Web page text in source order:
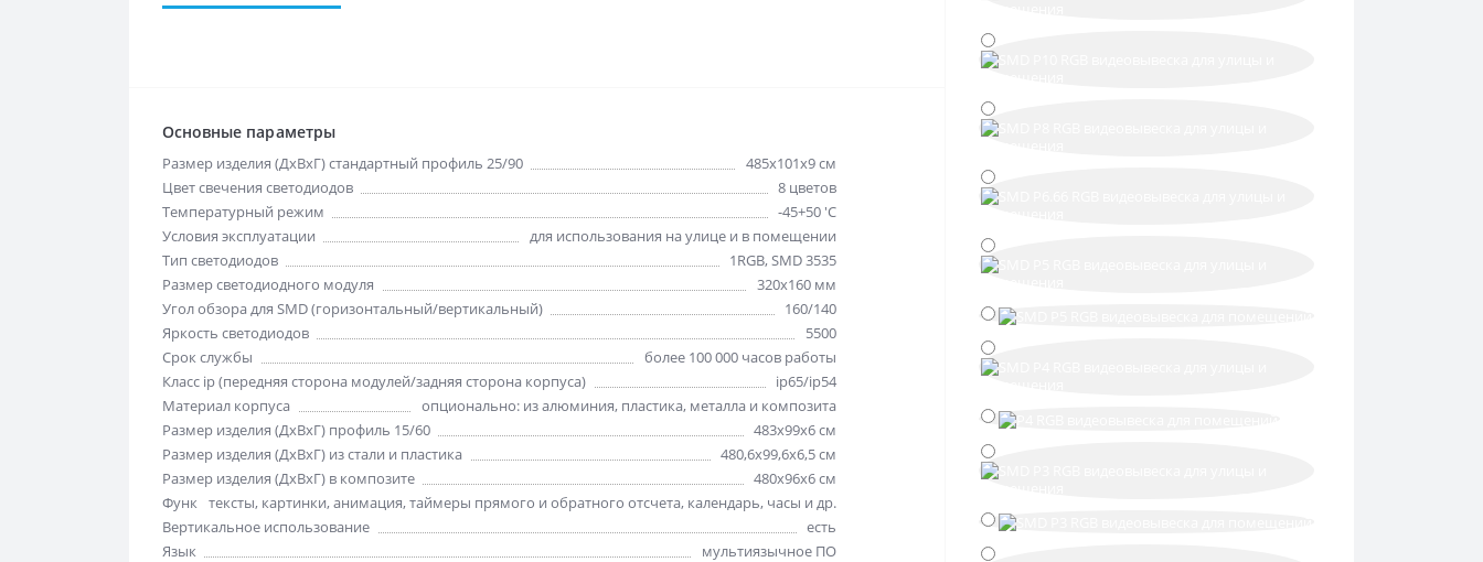
Основные параметры
Размер изделия (ДхВхГ) стандартный профиль 25/90
485х101х9 см
Цвет свечения светодиодов
8 цветов
Температурный режим
-45+50 'C
Условия эксплуатации
для использования на улице и в помещении
Тип светодиодов
1RGB, SMD 3535
Размер светодиодного модуля
320х160 мм
Угол обзора для SMD (горизонтальный/вертикальный)
160/140
Яркость светодиодов
5500
Срок службы
более 100 000 часов работы
Класс ip (передняя сторона модулей/задняя сторона корпуса)
ip65/ip54
Материал корпуса
опционально: из алюминия, пластика, металла и композита
Размер изделия (ДхВхГ) профиль 15/60
483х99х6 см
Размер изделия (ДхВхГ) из стали и пластика
480,6х99,6х6,5 см
Размер изделия (ДхВхГ) в композите
480х96х6 см
Функции отображения
тексты, картинки, анимация, таймеры прямого и обратного отсчета, календарь, часы и др.
Вертикальное использование
есть
Язык
мультиязычное ПО